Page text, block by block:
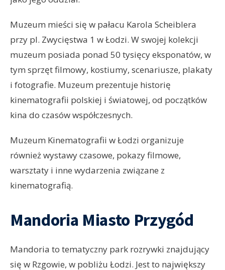
Muzeum mieści się w pałacu Karola Scheiblera
przy pl. Zwycięstwa 1 w Łodzi. W swojej kolekcji
muzeum posiada ponad 50 tysięcy eksponatów, w
tym sprzęt filmowy, kostiumy, scenariusze, plakaty
i fotografie. Muzeum prezentuje historię
kinematografii polskiej i światowej, od początków
kina do czasów współczesnych.
Muzeum Kinematografii w Łodzi organizuje
również wystawy czasowe, pokazy filmowe,
warsztaty i inne wydarzenia związane z
kinematografią.
Mandoria Miasto Przygód
Mandoria to tematyczny park rozrywki znajdujący
się w Rzgowie, w pobliżu Łodzi. Jest to największy